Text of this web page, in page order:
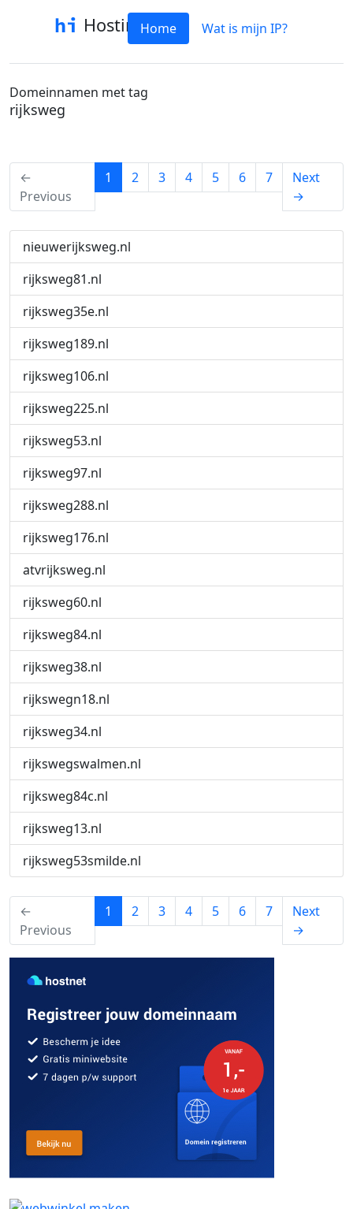
HostinfoHome Wat is mijn IP?
Domeinnamen met tag
rijksweg
←
Previous
1 (current)
2 3 4 5 6 7
Next
→
nieuwerijksweg.nl
rijksweg81.nl
rijksweg35e.nl
rijksweg189.nl
rijksweg106.nl
rijksweg225.nl
rijksweg53.nl
rijksweg97.nl
rijksweg288.nl
rijksweg176.nl
atvrijksweg.nl
rijksweg60.nl
rijksweg84.nl
rijksweg38.nl
rijkswegn18.nl
rijksweg34.nl
rijkswegswalmen.nl
rijksweg84c.nl
rijksweg13.nl
rijksweg53smilde.nl
←
Previous
1 (current)
2 3 4 5 6 7
Next
→